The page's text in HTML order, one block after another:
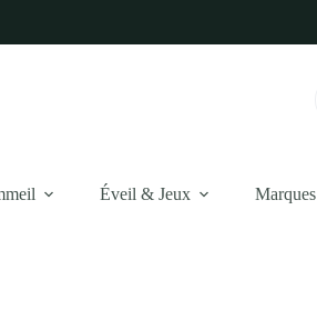
Éveil & Jeux Marques